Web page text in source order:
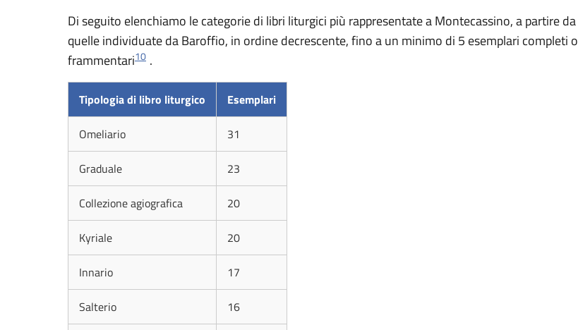
Di seguito elenchiamo le categorie di libri liturgici più rappresentate a Montecassino, a partire da
quelle individuate da Baroffio, in ordine decrescente, fino a un minimo di 5 esemplari completi o
frammentari10 .
Tipologia di libro liturgico Esemplari
Omeliario 31
Graduale 23
Collezione agiografica 20
Kyriale 20
Innario 17
Salterio 16